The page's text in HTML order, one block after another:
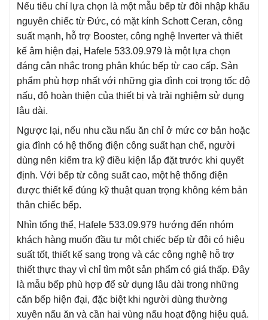
Nếu tiêu chí lựa chọn là một mẫu bếp từ đôi nhập khẩu
nguyên chiếc từ Đức, có mặt kính Schott Ceran, công
suất mạnh, hỗ trợ Booster, công nghệ Inverter và thiết
kế âm hiện đại, Hafele 533.09.979 là một lựa chọn
đáng cân nhắc trong phân khúc bếp từ cao cấp. Sản
phẩm phù hợp nhất với những gia đình coi trọng tốc độ
nấu, độ hoàn thiện của thiết bị và trải nghiệm sử dụng
lâu dài.
Ngược lại, nếu nhu cầu nấu ăn chỉ ở mức cơ bản hoặc
gia đình có hệ thống điện công suất hạn chế, người
dùng nên kiểm tra kỹ điều kiện lắp đặt trước khi quyết
định. Với bếp từ công suất cao, một hệ thống điện
được thiết kế đúng kỹ thuật quan trọng không kém bản
thân chiếc bếp.
Nhìn tổng thể, Hafele 533.09.979 hướng đến nhóm
khách hàng muốn đầu tư một chiếc bếp từ đôi có hiệu
suất tốt, thiết kế sang trọng và các công nghệ hỗ trợ
thiết thực thay vì chỉ tìm một sản phẩm có giá thấp. Đây
là mẫu bếp phù hợp để sử dụng lâu dài trong những
căn bếp hiện đại, đặc biệt khi người dùng thường
xuyên nấu ăn và cần hai vùng nấu hoạt động hiệu quả.